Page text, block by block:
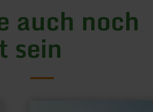
auch noch
sein